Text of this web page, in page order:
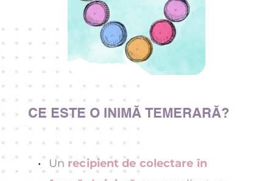
CE ESTE O INIMĂ TEMERARĂ?
Un recipient de colectare în